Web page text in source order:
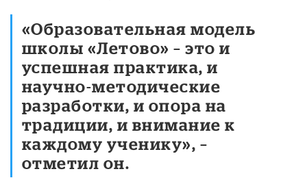
«Образовательная модель
школы «Летово» – это и
успешная практика, и
научно-методические
разработки, и опора на
традиции, и внимание к
каждому ученику», –
отметил он.